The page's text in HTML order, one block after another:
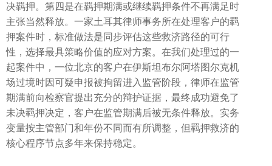
决羁押。第四是在羁押期满或继续羁押条件不再满足时
主张当然释放。一家土耳其律师事务所在处理客户的羁
押案件时，标准做法是同步评估这些救济路径的可行
性，选择最具策略价值的应对方案。在我们处理过的一
起案件中，一位北京的客户在伊斯坦布尔阿塔图尔克机
场过境时因可疑申报被拘留进入监管阶段，律师在监管
期满前向检察官提出充分的辩护证据，最终成功避免了
未决羁押决定，客户在监管期满后被无条件释放。实务
变量按主管部门和年份不同而有所调整，但羁押救济的
核心程序节点多年来保持稳定。